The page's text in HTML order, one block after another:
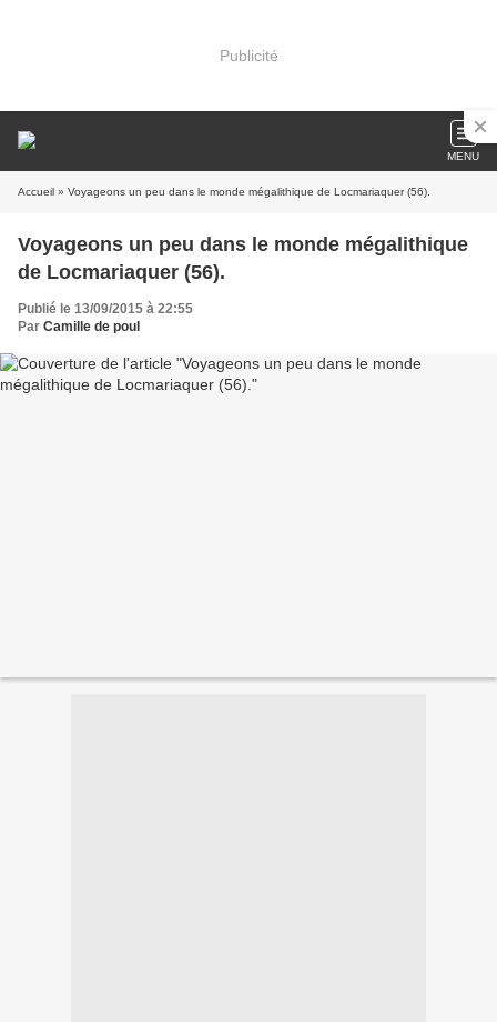
Publicité
MENU
Accueil » Voyageons un peu dans le monde mégalithique de Locmariaquer (56).
Voyageons un peu dans le monde mégalithique
de Locmariaquer (56).
Publié le 13/09/2015 à 22:55
Par Camille de poul